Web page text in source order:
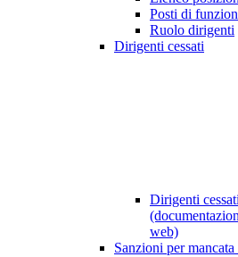
Posti di
Ruolo dirigenti
Dirigenti cessati
Dirigenti
web)
Sanzioni per